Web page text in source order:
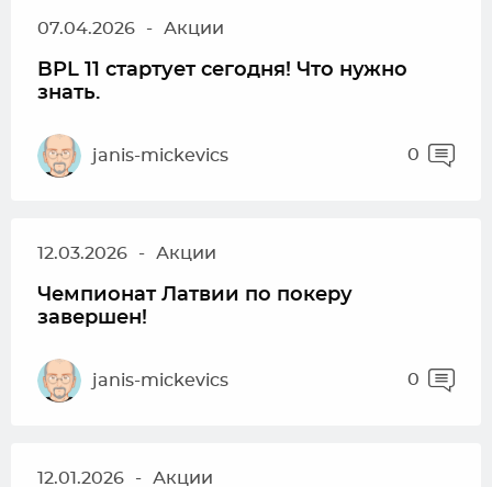
07.04.2026 - Акции
BPL 11 стартует сегодня! Что нужно
знать.
janis-mickevics 0
12.03.2026 - Акции
Чемпионат Латвии по покеру
завершен!
janis-mickevics 0
12.01.2026 - Акции